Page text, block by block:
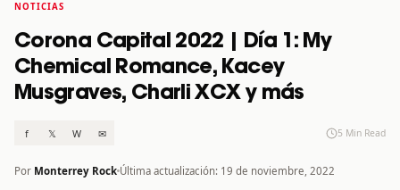
NOTICIAS
Corona Capital 2022 | Día 1: My
Chemical Romance, Kacey
Musgraves, Charli XCX y más
f 𝕏 W ✉ 5 Min Read
Por Monterrey Rock Última actualización: 19 de noviembre, 2022